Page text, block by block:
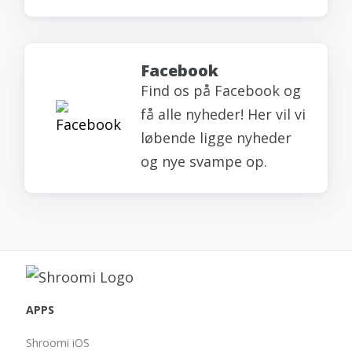
Facebook
Find os på Facebook og
få alle nyheder! Her vil vi
løbende ligge nyheder
og nye svampe op.
APPS
Shroomi iOS